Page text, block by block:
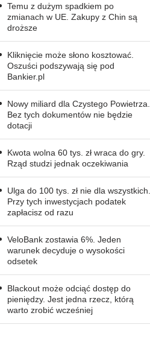
Temu z dużym spadkiem po
zmianach w UE. Zakupy z Chin są
droższe
Kliknięcie może słono kosztować.
Oszuści podszywają się pod
Bankier.pl
Nowy miliard dla Czystego Powietrza.
Bez tych dokumentów nie będzie
dotacji
Kwota wolna 60 tys. zł wraca do gry.
Rząd studzi jednak oczekiwania
Ulga do 100 tys. zł nie dla wszystkich.
Przy tych inwestycjach podatek
zapłacisz od razu
VeloBank zostawia 6%. Jeden
warunek decyduje o wysokości
odsetek
Blackout może odciąć dostęp do
pieniędzy. Jest jedna rzecz, którą
warto zrobić wcześniej